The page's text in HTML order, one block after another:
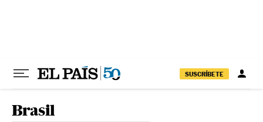
SUSCRÍBETE
Brasil